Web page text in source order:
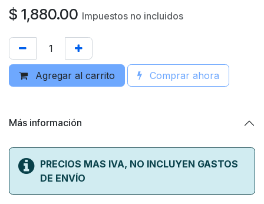
$ 1,880.00 Impuestos no incluidos
Agregar al carrito Comprar ahora
Más información
PRECIOS MAS IVA, NO INCLUYEN GASTOS
DE ENVÍO